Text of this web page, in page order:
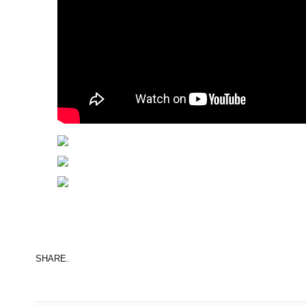
SHARE.